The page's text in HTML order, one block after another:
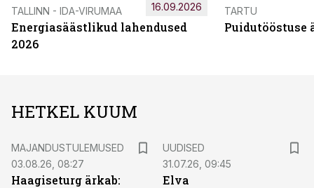
TALLINN - IDA-VIRUMAA
Energiasäästlikud lahendused
2026
16.09.2026 TARTU
Puidutööstuse
HETKEL KUUM
MAJANDUSTULEMUSED
03.08.26, 08:27
Haagiseturg ärkab:
UUDISED
31.07.26, 09:45
Elva